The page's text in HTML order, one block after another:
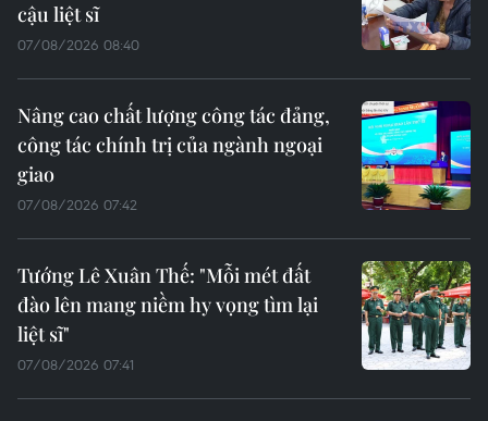
cậu liệt sĩ
07/08/2026 08:40
Nâng cao chất lượng công tác đảng,
công tác chính trị của ngành ngoại
giao
07/08/2026 07:42
Tướng Lê Xuân Thế: "Mỗi mét đất
đào lên mang niềm hy vọng tìm lại
liệt sĩ"
07/08/2026 07:41